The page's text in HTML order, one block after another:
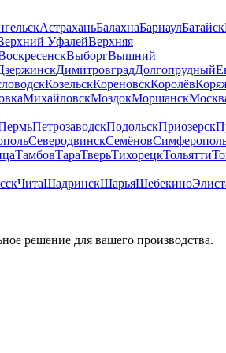
АстраханьБалахнаБарнаулБатайск
УфалейВерхняя
ВыборгВышний
ДимитровградДолгопрудный
КозельскКореновскКоролёв
МихайловскМоздокМоршанск
ПетрозаводскПодольскПриозерск
СеверодвинскСемёнов
ТамбовТараТверьТихорецкТольятти
ЧитаШадринскШарьяШебекино
решение для вашего производства.